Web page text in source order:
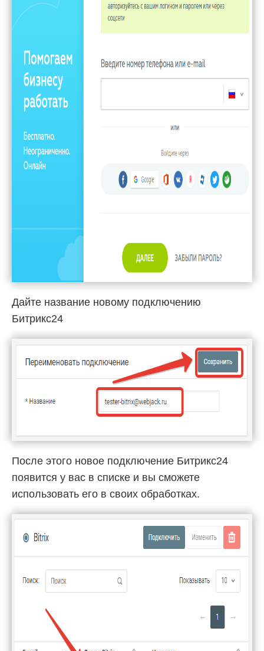
Дайте название новому подключению
Битрикс24
После этого новое подключение Битрикс24
появится у вас в списке и вы сможете
использовать его в своих обработках.